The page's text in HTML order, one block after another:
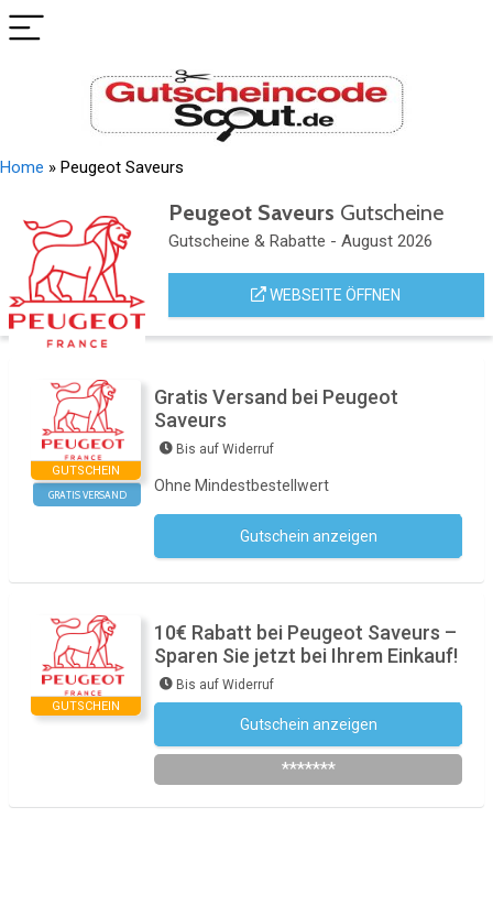
Home » Peugeot Saveurs
Peugeot Saveurs Gutscheine
Gutscheine & Rabatte - August 2026
WEBSEITE ÖFFNEN
GUTSCHEIN
GRATIS VERSAND
Gratis Versand bei Peugeot
Saveurs
Bis auf Widerruf
Ohne Mindestbestellwert
Gutschein anzeigen
GUTSCHEIN
10€ Rabatt bei Peugeot Saveurs –
Sparen Sie jetzt bei Ihrem Einkauf!
Bis auf Widerruf
Gutschein anzeigen
*******